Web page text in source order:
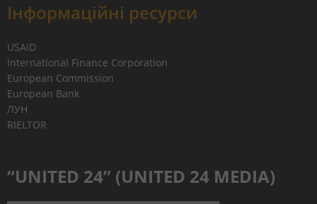
Інформаційні ресурси
USAID
International Finance Corporation
European Commission
European Bank
ЛУН
RIELTOR
“UNITED 24” (UNITED 24 MEDIA)